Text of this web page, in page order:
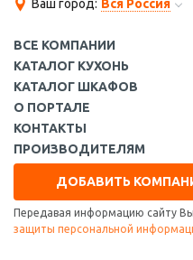
Ваш город: Вся Россия
ВСЕ КОМПАНИИ
КАТАЛОГ КУХОНЬ
КАТАЛОГ ШКАФОВ
О ПОРТАЛЕ
КОНТАКТЫ
ПРОИЗВОДИТЕЛЯМ
ДОБАВИТЬ
Передавая информацию сайту
защиты персональной